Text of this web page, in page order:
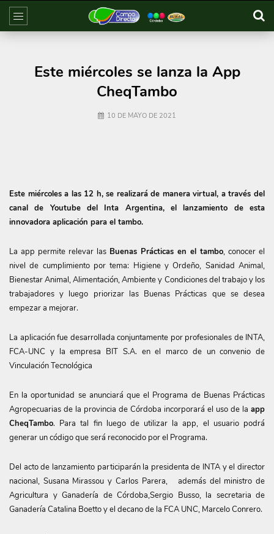
Este miércoles se lanza la App
CheqTambo
10 DE MAYO DE 2021
Este miércoles a las 12 h, se realizará de manera virtual, a través del
canal de Youtube del Inta Argentina, el lanzamiento de esta
innovadora aplicación para el tambo.
La app permite relevar las Buenas Prácticas en el tambo, conocer el
nivel de cumplimiento por tema: Higiene y Ordeño, Sanidad Animal,
Bienestar Animal, Alimentación, Ambiente y Condiciones del trabajo y los
trabajadores y luego priorizar las Buenas Prácticas que se desea
empezar a mejorar.
La aplicación fue desarrollada conjuntamente por profesionales de INTA,
FCA-UNC y la empresa BIT S.A. en el marco de un convenio de
Vinculación Tecnológica
En la oportunidad se anunciará que el Programa de Buenas Prácticas
Agropecuarias de la provincia de Córdoba incorporará el uso de la app
CheqTambo. Para tal fin luego de utilizar la app, el usuario podrá
generar un código que será reconocido por el Programa.
Del acto de lanzamiento participarán la presidenta de INTA y el director
nacional, Susana Mirassou y Carlos Parera, además del ministro de
Agricultura y Ganadería de Córdoba,Sergio Busso, la secretaria de
Ganadería Catalina Boetto y el decano de la FCA UNC, Marcelo Conrero.